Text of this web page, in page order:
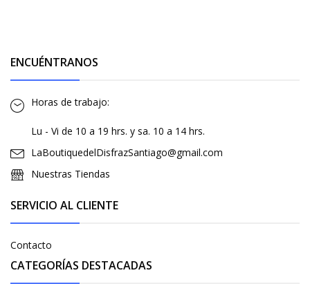
ENCUÉNTRANOS
Horas de trabajo:
Lu - Vi de 10 a 19 hrs. y sa. 10 a 14 hrs.
LaBoutiquedelDisfrazSantiago@gmail.com
Nuestras Tiendas
SERVICIO AL CLIENTE
Contacto
CATEGORÍAS DESTACADAS